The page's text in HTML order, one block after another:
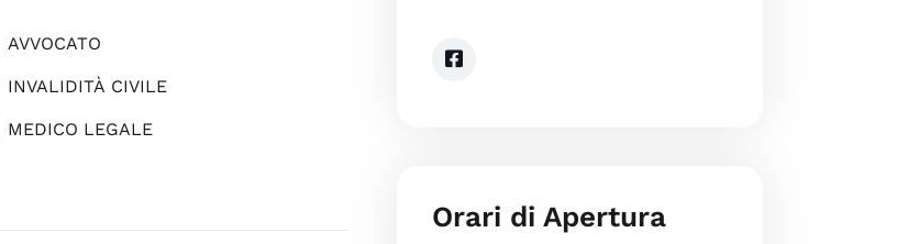
AVVOCATO
INVALIDITÀ CIVILE
MEDICO LEGALE
Orari di Apertura